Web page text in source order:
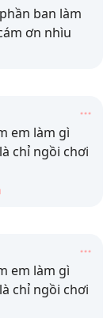
ban làm
ơn nhìu
em làm gì
chỉ ngồi chơi
em làm gì
chỉ ngồi chơi